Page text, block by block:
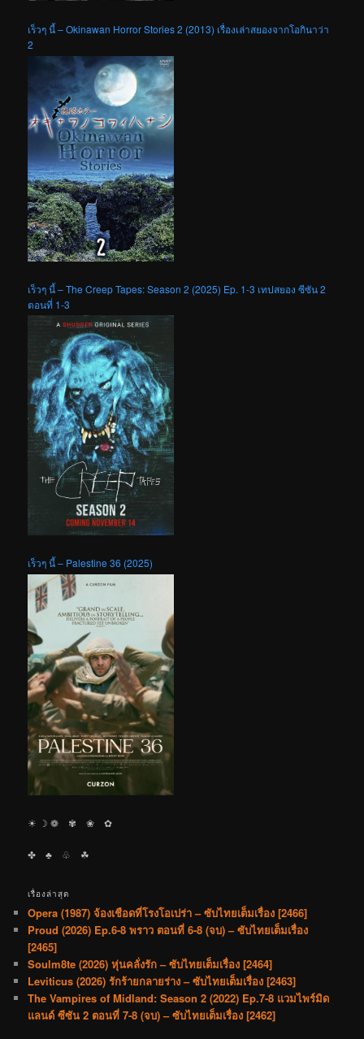
เร็วๆ นี้ – Okinawan Horror Stories 2 (2013) เรื่องเล่าสยองจากโอกินาว่า
2
เร็วๆ นี้ – The Creep Tapes: Season 2 (2025) Ep. 1-3 เทปสยอง ซีซัน 2
ตอนที่ 1-3
เร็วๆ นี้ – Palestine 36 (2025)
☀︎ ☽ ❁ ✾ ❀ ✿
✤ ♣︎ ♧ ☘︎
เรื่องล่าสุด
Opera (1987) จ้องเชือดที่โรงโอเปร่า – ซับไทยเต็มเรื่อง [2466]
Proud (2026) Ep.6-8 พราว ตอนที่ 6-8 (จบ) – ซับไทยเต็มเรื่อง
[2465]
Soulm8te (2026) หุ่นคลั่งรัก – ซับไทยเต็มเรื่อง [2464]
Leviticus (2026) รักร้ายกลายร่าง – ซับไทยเต็มเรื่อง [2463]
The Vampires of Midland: Season 2 (2022) Ep.7-8 แวมไพร์มิด
แลนด์ ซีซัน 2 ตอนที่ 7-8 (จบ) – ซับไทยเต็มเรื่อง [2462]